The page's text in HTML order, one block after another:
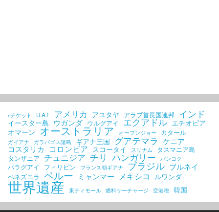
eチケット U.A.E アメリカ アユタヤ アラブ首長国連邦 インド
イースター島 ウガンダ ウルグアイ エクアドル エチオピア
オマーン
オーストラリア オープンジョー カタール
ガイアナ ガラパゴス諸島 ギアナ三国 グアテマラ
ケニア
コスタリカ
コロンビア スコータイ スリナム
タスマニア島
タンザニア
チュニジア チリ ハンガリー バンコク
パラグアイ フィリピン フランス領ギアナ ブラジル ブルネイ
ベネズエラ ペルー ミャンマー メキシコ ルワンダ
世界遺産 東ティモール 燃料サーチャージ 空港税 韓国